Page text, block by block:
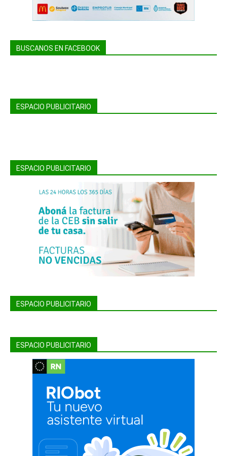
BUSCANOS EN FACEBOOK
ESPACIO PUBLICITARIO
ESPACIO PUBLICITARIO
ESPACIO PUBLICITARIO
ESPACIO PUBLICITARIO